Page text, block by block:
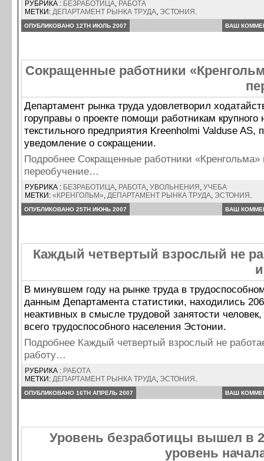
РУБРИКА : БЕЗРАБОТИЦА, РАБОТА
МЕТКИ: ДЕПАРТАМЕНТ РЫНКА ТРУДА, ЭСТОНИЯ .
ОПУБЛИКОВАНО 12TH ИЮЛЬ 2007 ВАШ
Сокращенные работники
Департамент рынка труда удовлетворил
горуправы о проекте помощи работникам крупного
текстильного предприятия Kreenholmi Valduse
уведомление о сокращении.
Подробнее Сокращенные работники «Кренгольма»
переобучение…
РУБРИКА : БЕЗРАБОТИЦА, РАБОТА, УВОЛЬНЕНИЯ , УЧЕБА
МЕТКИ: «КРЕНГОЛЬМ», ДЕПАРТАМЕНТ РЫНКА ТРУДА, ЭСТОНИЯ .
ОПУБЛИКОВАНО 25TH ИЮНЬ 2007 ВАШ
Каждый четвертый взрослый не
В минувшем году на рынке труда в
данным Департамента статистики, находились
неактивных в смысле трудовой занятости
всего трудоспособного населения Эстонии.
Подробнее Каждый четвертый взрослый не
работу…
РУБРИКА : РАБОТА
МЕТКИ: ДЕПАРТАМЕНТ РЫНКА ТРУДА, ЭСТОНИЯ .
ОПУБЛИКОВАНО 16TH АПРЕЛЬ 2007 ВАШ
Уровень безработицы вышел в
уровень